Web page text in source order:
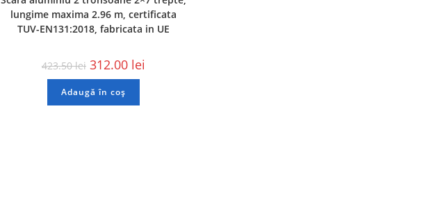
lungime maxima 2.96 m, certificata
TUV-EN131:2018, fabricata in UE
423.50lei 312.00 lei
Adaugă în coș